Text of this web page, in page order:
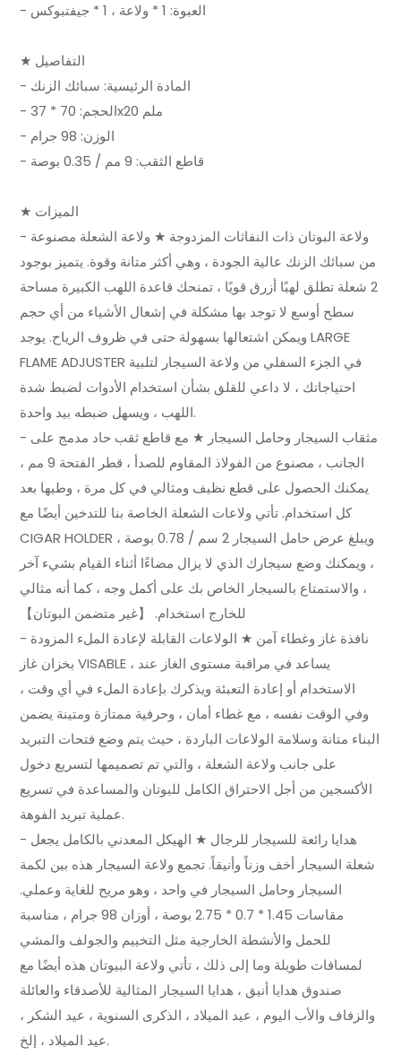
- العبوة: 1 * ولاعة ، 1 * جيفتبوكس
★ التفاصيل
- المادة الرئيسية: سبائك الزنك
- الحجم: 70 * 37x20 ملم
- الوزن: 98 جرام
- قاطع الثقب: 9 مم / 0.35 بوصة
★ الميزات
- ولاعة البوتان ذات النفاثات المزدوجة ★ ولاعة الشعلة مصنوعة
من سبائك الزنك عالية الجودة ، وهي أكثر متانة وقوة. يتميز بوجود
2 شعلة تطلق لهبًا أزرق قويًا ، تمنحك قاعدة اللهب الكبيرة مساحة
سطح أوسع لا توجد بها مشكلة في إشعال الأشياء من أي حجم
ويمكن اشتعالها بسهولة حتى في ظروف الرياح. يوجد LARGE
FLAME ADJUSTER في الجزء السفلي من ولاعة السيجار لتلبية
احتياجاتك ، لا داعي للقلق بشأن استخدام الأدوات لضبط شدة
اللهب ، ويسهل ضبطه بيد واحدة.
- مثقاب السيجار وحامل السيجار ★ مع قاطع ثقب حاد مدمج على
الجانب ، مصنوع من الفولاذ المقاوم للصدأ ، قطر الفتحة 9 مم ،
يمكنك الحصول على قطع نظيف ومثالي في كل مرة ، وطيها بعد
كل استخدام. تأتي ولاعات الشعلة الخاصة بنا للتدخين أيضًا مع
CIGAR HOLDER ، ويبلغ عرض حامل السيجار 2 سم / 0.78 بوصة
، ويمكنك وضع سيجارك الذي لا يزال مضاءًا أثناء القيام بشيء آخر
، والاستمتاع بالسيجار الخاص بك على أكمل وجه ، كما أنه مثالي
للخارج استخدام. 【غير متضمن البوتان】
- نافذة غاز وغطاء آمن ★ الولاعات القابلة لإعادة الملء المزودة
بخزان غاز VISABLE ، يساعد في مراقبة مستوى الغاز عند
الاستخدام أو إعادة التعبئة ويذكرك بإعادة الملء في أي وقت ،
وفي الوقت نفسه ، مع غطاء أمان ، وحرفية ممتازة ومتينة يضمن
البناء متانة وسلامة الولاعات الباردة ، حيث يتم وضع فتحات التبريد
على جانب ولاعة الشعلة ، والتي تم تصميمها لتسريع دخول
الأكسجين من أجل الاحتراق الكامل للبوتان والمساعدة في تسريع
عملية تبريد الفوهة.
- هدايا رائعة للسيجار للرجال ★ الهيكل المعدني بالكامل يجعل
شعلة السيجار أخف وزناً وأنيقاً. تجمع ولاعة السيجار هذه بين لكمة
السيجار وحامل السيجار في واحد ، وهو مريح للغاية وعملي.
مقاسات 1.45 * 0.7 * 2.75 بوصة ، أوزان 98 جرام ، مناسبة
للحمل والأنشطة الخارجية مثل التخييم والجولف والمشي
لمسافات طويلة وما إلى ذلك ، تأتي ولاعة البيوتان هذه أيضًا مع
صندوق هدايا أنيق ، هدايا السيجار المثالية للأصدقاء والعائلة
والزفاف والأب اليوم ، عيد الميلاد ، الذكرى السنوية ، عيد الشكر ،
عيد الميلاد ، إلخ.